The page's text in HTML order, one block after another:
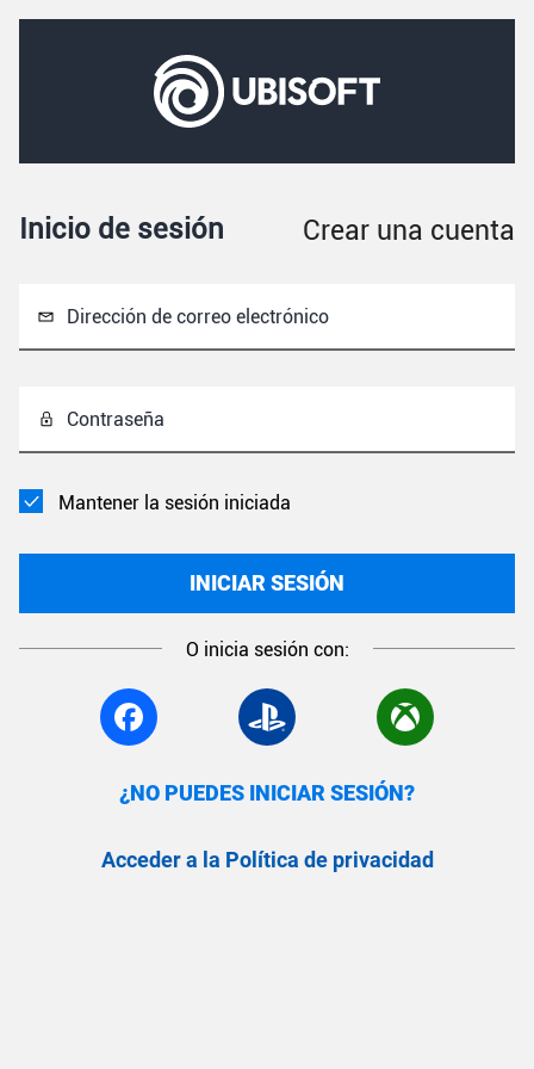
Inicio de sesión Crear una cuenta
Dirección de correo electrónico
Contraseña
Mantener la sesión iniciada
INICIAR SESIÓN
O inicia sesión con:
¿NO PUEDES INICIAR SESIÓN?
Acceder a la Política de privacidad